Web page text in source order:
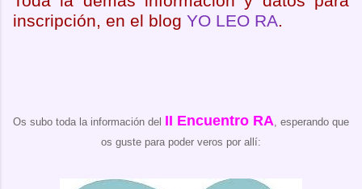
inscripción, en el blog YO LEO RA.
Os subo toda la información del II Encuentro RA, esperando que
os guste para poder veros por allí: